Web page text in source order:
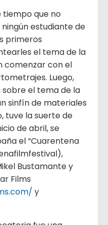
que no
estudiante de
primeros
el tema de la
comenzar con el
Luego,
el tema de la
sinfín de materiales
tuve la suerte de
de abril, se
el “Cuarentena
Bustamante y
Films
y